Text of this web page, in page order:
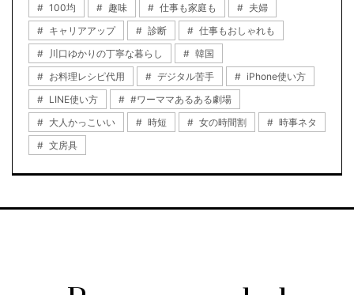
100均
趣味 仕事も家庭も
夫婦
キャリアアップ
診断
仕事もおしゃれも
川口ゆかりの丁寧な暮らし
韓国
お料理レシピ代用
デジタル苦手
iPhone使い方
LINE使い方
#ワーママあるある劇場
大人かっこいい
時短 女の時間割
時事ネタ
文房具